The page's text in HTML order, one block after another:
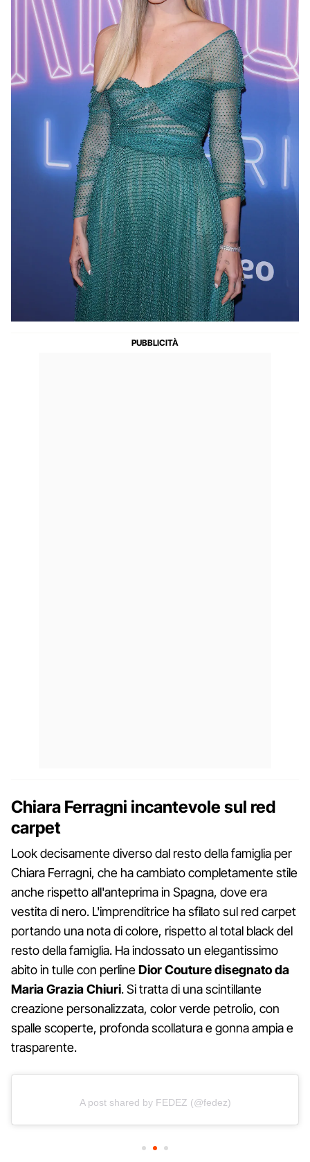
Chiara Ferragni incantevole sul red
carpet
Look decisamente diverso dal resto della famiglia per
Chiara Ferragni, che ha cambiato completamente stile
anche rispetto all'anteprima in Spagna, dove era
vestita di nero. L'imprenditrice ha sfilato sul red carpet
portando una nota di colore, rispetto al total black del
resto della famiglia. Ha indossato un elegantissimo
abito in tulle con perlineDior Couture disegnato da
Maria Grazia Chiuri. Si tratta di una scintillante
creazione personalizzata, color verde petrolio, con
spalle scoperte, profonda scollatura e gonna ampia e
trasparente.
A post shared by FEDEZ (@fedez)